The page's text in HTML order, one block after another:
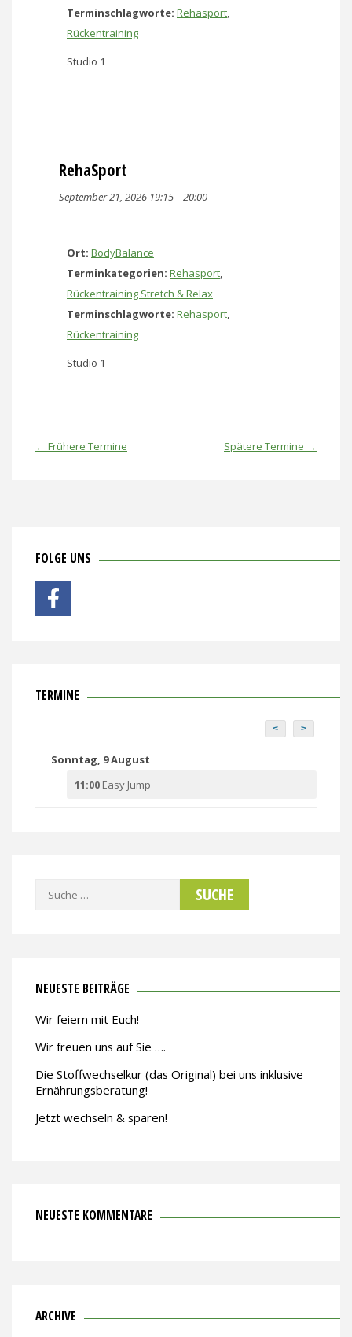
Terminschlagworte: Rehasport,
Rückentraining
Studio 1
RehaSport
September 21, 2026 19:15–20:00
Ort: BodyBalance
Terminkategorien: Rehasport,
Rückentraining Stretch & Relax
Terminschlagworte: Rehasport,
Rückentraining
Studio 1
Spätere Termine →
← Frühere Termine
FOLGE UNS
TERMINE
< >
Sonntag, 9 August
11:00 Easy Jump
Suche
NEUESTE BEITRÄGE
Wir feiern mit Euch!
Wir freuen uns auf Sie ….
Die Stoffwechselkur (das Original) bei uns inklusive
Ernährungsberatung!
Jetzt wechseln & sparen!
NEUESTE KOMMENTARE
ARCHIVE